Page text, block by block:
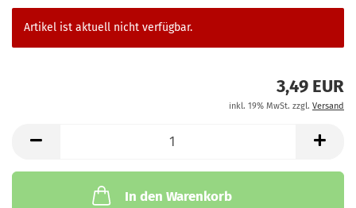
Artikel ist aktuell nicht verfügbar.
3,49 EUR
inkl. 19% MwSt. zzgl. Versand
In den Warenkorb